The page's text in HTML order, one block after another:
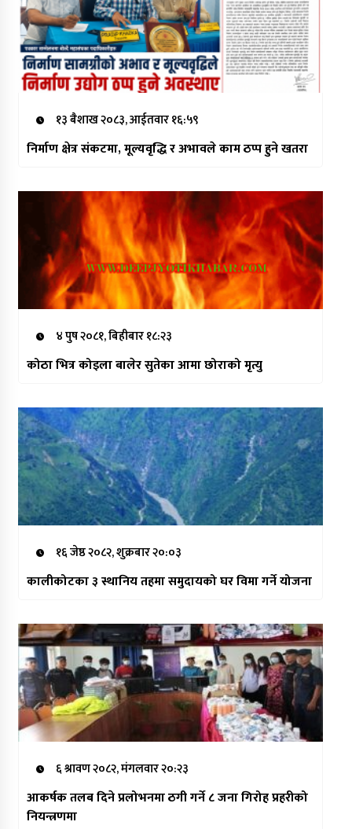
१३ बैशाख २०८३, आईतवार १६:५९
निर्माण क्षेत्र संकटमा, मूल्यवृद्धि र अभावले काम ठप्प हुने खतरा
४ पुष २०८१, बिहीबार १८:२३
कोठा भित्र कोइला बालेर सुतेका आमा छोराको मृत्यु
१६ जेष्ठ २०८२, शुक्रबार २०:०३
कालीकोटका ३ स्थानिय तहमा समुदायको घर विमा गर्ने योजना
६ श्रावण २०८२, मंगलवार २०:२३
आकर्षक तलब दिने प्रलोभनमा ठगी गर्ने ८ जना गिरोह प्रहरीको
नियन्त्रणमा